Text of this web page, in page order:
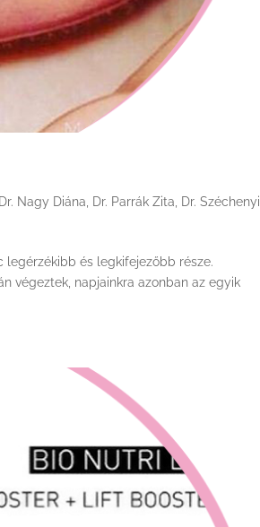
Dr. Nagy Diána Dr. Parrák Zita
Dr. Széchenyi
és legkifejezőbb része.
végeztek, napjainkra azonban az egyik